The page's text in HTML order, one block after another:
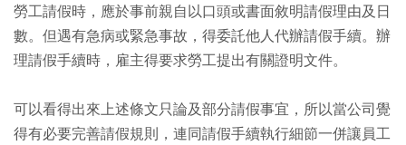
勞工請假時，應於事前親自以口頭或書面敘明請假理由及日
數。但遇有急病或緊急事故，得委託他人代辦請假手續。辦
理請假手續時，雇主得要求勞工提出有關證明文件。
可以看得出來上述條文只論及部分請假事宜，所以當公司覺
得有必要完善請假規則，連同請假手續執行細節一併讓員工